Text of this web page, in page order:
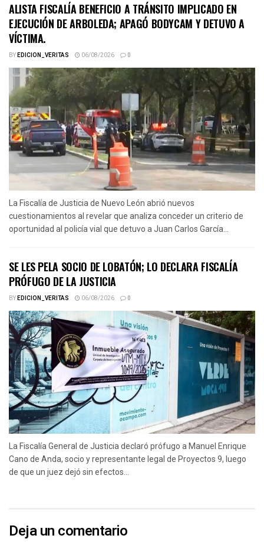
ALISTA FISCALÍA BENEFICIO A TRÁNSITO IMPLICADO EN
EJECUCIÓN DE ARBOLEDA; APAGÓ BODYCAM Y DETUVO A
VÍCTIMA.
BYEDICION_VERITAS 06/08/2026 0
La Fiscalía de Justicia de Nuevo León abrió nuevos
cuestionamientos al revelar que analiza conceder un criterio de
oportunidad al policía vial que detuvo a Juan Carlos García...
SE LES PELA SOCIO DE LOBATÓN; LO DECLARA FISCALÍA
PRÓFUGO DE LA JUSTICIA
BYEDICION_VERITAS 06/08/2026 0
La Fiscalía General de Justicia declaró prófugo a Manuel Enrique
Cano de Anda, socio y representante legal de Proyectos 9, luego
de que un juez dejó sin efectos...
Deja un comentario